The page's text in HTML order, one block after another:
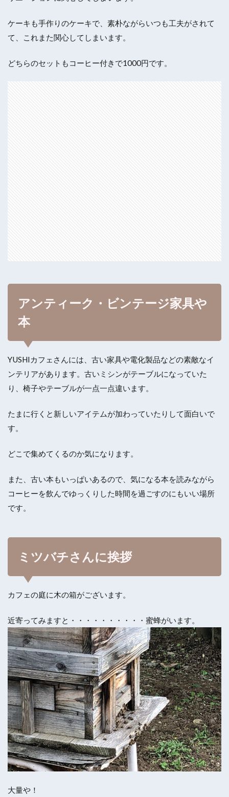
ケーキも手作りのケーキで、素朴ながらいつも工夫がされて
て、これまた関心してしまいます。
どちらのセットもコーヒー付きで1000円です。
アンティーク・ビンテージ家具や
本
YUSHIカフェさんには、古い家具や電化製品などの素敵なイ
ンテリアがあります。古いミシンがテーブルになっていた
り、椅子やテーブルが一点一点違います。
たまに行くと新しいアイテムが加わっていたりして面白いで
す。
どこで集めてくるのか気になります。
また、古い本もいっぱいあるので、気になる本を読みながら
コーヒーを飲んでゆっくりした時間を過ごすのにもいい場所
です。
ミツバチさんに挨拶
カフェの庭に木の箱がございます。
近寄ってみますと・・・・・・・・・・蜜蜂がいます。
大量や！